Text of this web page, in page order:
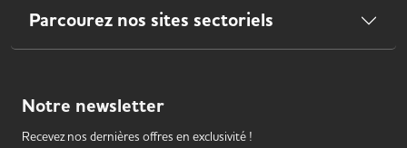
Parcourez nos sites sectoriels
Notre newsletter
Recevez nos dernières offres en exclusivité !